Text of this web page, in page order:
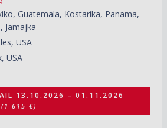
Guatemala, Kostarika, Panama,
Jamajka
USA
USA
13.10.2026 – 01.11.2026
(1 615 €)